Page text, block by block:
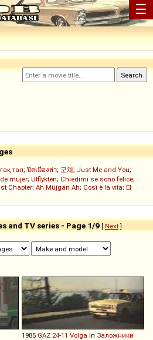
☰
тал; ปิดเมืองล่า; 군체; Just Me and You;
mujer; Utflykten; Chiedimi se sono felice;
Chapter; Ah Müjgan Ah; Così è la vita; El
and TV series - Page 1/9 [ Next]
1985 GAZ 24-11 Volga in Заложники